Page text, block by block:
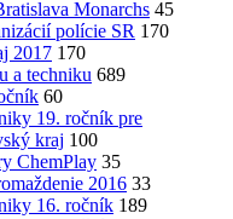
Monarchs 45
polície SR 170
2017 170
a techniku 689
60
19. ročník pre
kraj 100
ChemPlay 35
2016 33
16. ročník 189